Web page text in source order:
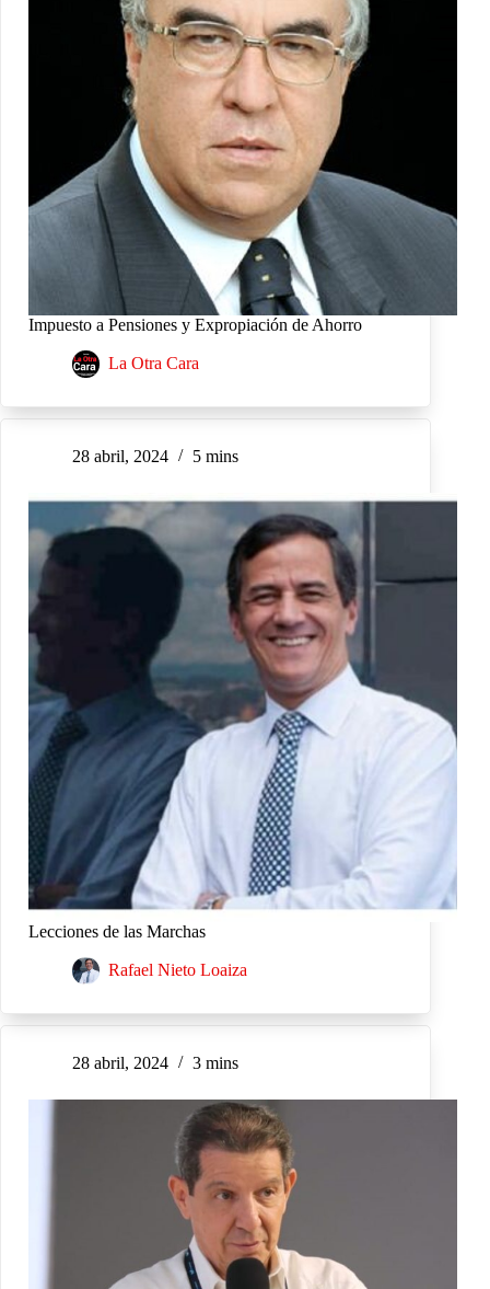
Impuesto a Pensiones y Expropiación de Ahorro
La Otra Cara
28 abril, 2024 5 mins
Lecciones de las Marchas
Rafael Nieto Loaiza
28 abril, 2024 3 mins